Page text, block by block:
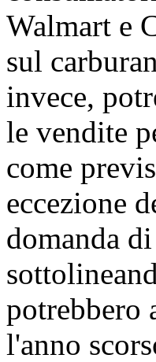
Walmart e
sul
invece,
le vendite
come
eccezione
domanda
potrebbero
l'anno